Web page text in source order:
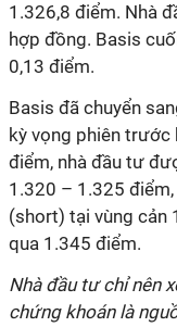
1.326,8 điểm. Nhà
hợp đồng. Basis
0,13 điểm.
Basis đã chuyển
kỳ vọng phiên trước
điểm, nhà đầu tư
1.320 – 1.325
(short) tại vùng cản
qua 1.345 điểm.
Nhà đầu tư chỉ nên
chứng khoán là